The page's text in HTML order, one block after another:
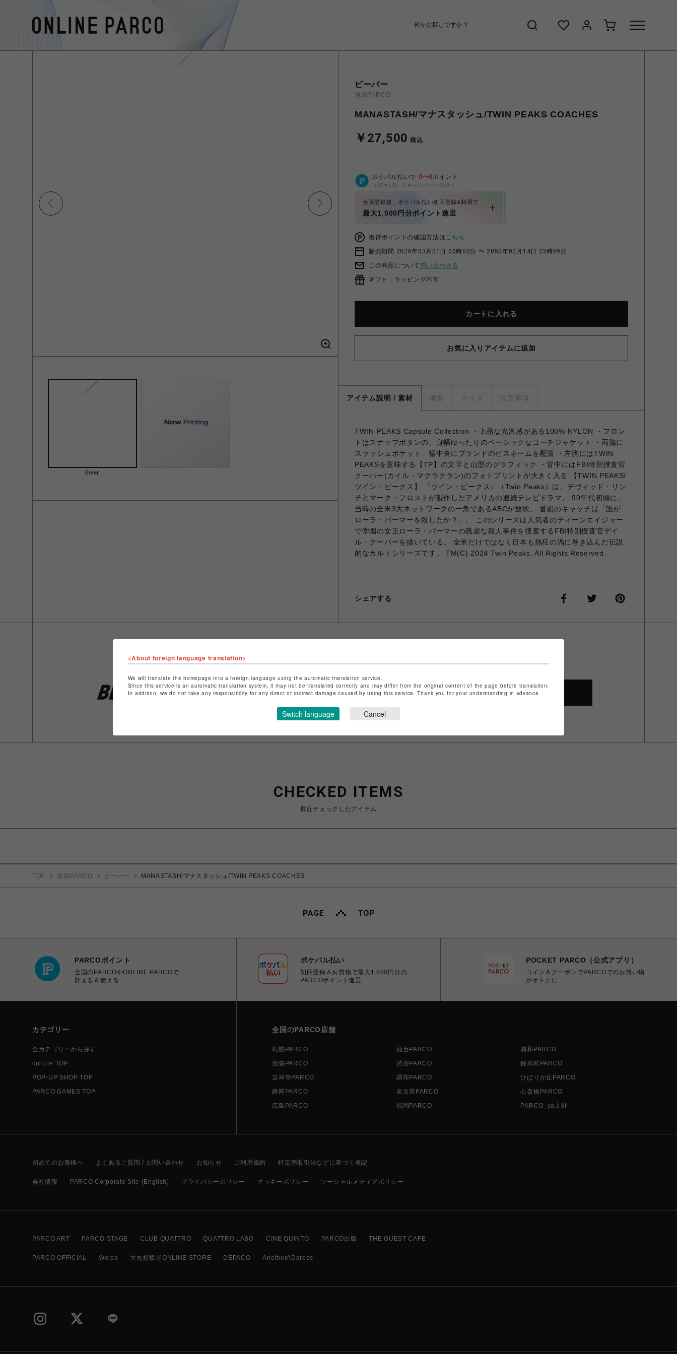
Green
ビーバー
池袋PARCO
MANASTASH/マナスタッシュ/TWIN PEAKS COACHES
￥27,500 税込
ポケパル払いで 0〜0ポイント
（1P=1円）※キャンペーン分除く
会員登録後、ポケパル払い初回登録&利用で
最大1,500円分ポイント進呈
獲得ポイントの確認方法はこちら
販売期間 2026年03月01日 00時00分 〜 2050年02月14日 23時59分
この商品について 問い合わせる
ギフト：ラッピング不可
カートに入れる
お気に入りアイテムに追加
アイテム説明 / 素材 概要 サイズ 注意事項
TWIN PEAKS Capsule Collection ・上品な光沢感がある100% NYLON ・フロン
トはスナップボタンの、身幅ゆったりのベーシックなコーチジャケット ・両脇に
スラッシュポケット、裾中央にブランドのピスネームを配置 ・左胸にはTWIN
PEAKSを意味する【TP】の文字と山型のグラフィック ・背中にはFBI特別捜査官
クーパー(カイル・マクラクラン)のフォトプリントが大きく入る 【TWIN PEAKS/
ツイン・ピークス】 『ツイン・ピークス』（Twin Peaks）は、デヴィッド・リン
チとマーク・フロストが製作したアメリカの連続テレビドラマ。 90年代初頭に、
当時の全米3大ネットワークの一角であるABCが放映。 番組のキャッチは「誰が
ローラ・パーマーを殺したか？」。 このシリーズは人気者のティーンエイジャー
で学園の女王ローラ・パーマーの残虐な殺人事件を捜査するFBI特別捜査官デイ
ル・クーパーを描いている。 全米だけではなく日本も熱狂の渦に巻き込んだ伝説
的なカルトシリーズです。 TM(C) 2024 Twin Peaks. All Rights Reserved.
シェアする
店舗名
池袋PARCO
ショップお問い合わせは こちら
SHOP TOP
CHECKED ITEMS
最近チェックしたアイテム
TOP 池袋PARCO ビーバー MANASTASH/マナスタッシュ/TWIN PEAKS COACHES
PARCOポイント
全国のPARCOやONLINE PARCOで
貯まる＆使える
ポケパル払い
初回登録＆お買物で最大1,500円分の
PARCOポイント進呈
POCKET PARCO（公式アプリ）
コイン＆クーポンでPARCOでのお買い物
がオトクに
カテゴリー
全カテゴリーから探す
culture TOP
POP-UP SHOP TOP
PARCO GAMES TOP
全国のPARCO店舗
札幌PARCO 仙台PARCO
浦和PARCO
池袋PARCO
渋谷PARCO
錦糸町PARCO
吉祥寺PARCO
調布PARCO
ひばりが丘PARCO
静岡PARCO
名古屋PARCO
心斎橋PARCO
広島PARCO
福岡PARCO PARCO_ya上野
初めてのお客様へ よくあるご質問 / お問い合わせ お知らせ ご利用規約 特定商取引法などに基づく表記
会社情報 PARCO Corporate Site (English) プライバシーポリシー クッキーポリシー ソーシャルメディアポリシー
PARCO ART PARCO STAGE CLUB QUATTRO QUATTRO LABO CINE QUINTO PARCO出版 THE GUEST CAFE
PARCO OFFICIAL Welpa 大丸松坂屋ONLINE STORE DEPACO AnotherADdress
<About foreign language translation>
We will translate the homepage into a foreign language using the automatic translation service.
Since this service is an automatic translation system, it may not be translated correctly and may differ from the original content of the page before translation.
In addition, we do not take any responsibility for any direct or indirect damage caused by using this service. Thank you for your understanding in advance.
Switch language Cancel